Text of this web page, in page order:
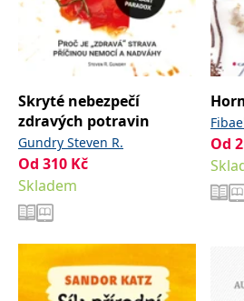
Skryté nebezpečí
zdravých potravin
Gundry Steven R.
Od 310 Kč
Skladem
Od